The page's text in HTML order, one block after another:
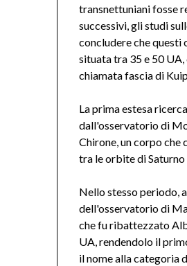
transnettuniani fosse
successivi, gli studi
concludere che questi
situata tra 35 e 50
chiamata fascia di
La prima estesa
dall'osservatorio di
Chirone, un corpo
tra le orbite di
Nello stesso periodo,
dell'osservatorio di
che fu ribattezzato
UA, rendendolo il
il nome alla categoria